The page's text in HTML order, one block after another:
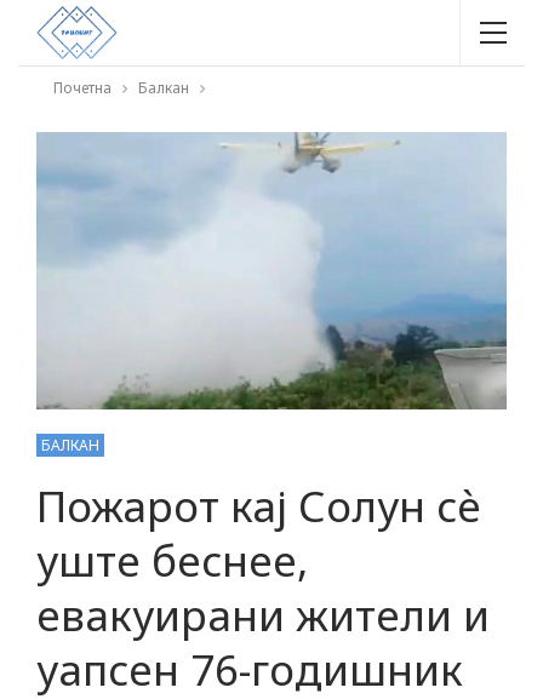
Почетна Балкан
БАЛКАН
Пожарот кај Солун сè
уште беснее,
евакуирани жители и
уапсен 76-годишник